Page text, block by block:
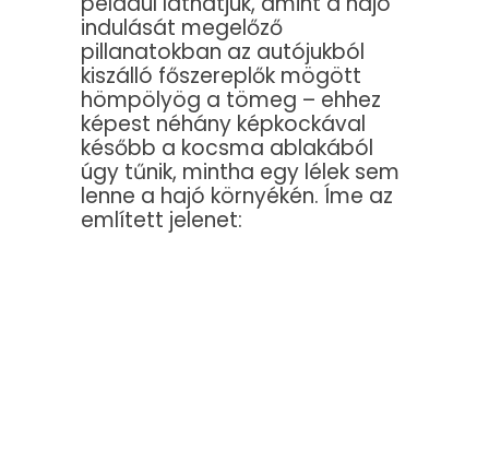
indulását megelőző
pillanatokban az autójukból
kiszálló főszereplők mögött
hömpölyög a tömeg – ehhez
képest néhány képkockával
később a kocsma ablakából
úgy tűnik, mintha egy lélek sem
lenne a hajó környékén. Íme az
említett jelenet: